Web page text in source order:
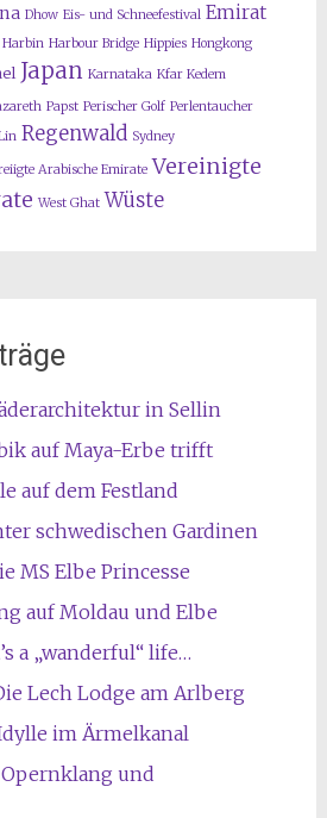
Dhow Eis- und Schneefestival Emirat
Harbin Harbour Bridge Hippies Hongkong
Japan Karnataka Kfar Kedem
Papst Perischer Golf Perlentaucher
Regenwald Sydney
Arabische Emirate Vereinigte
West Ghat Wüste
in Sellin
auf Maya-Erbe trifft
auf dem Festland
schwedischen Gardinen
MS Elbe Princesse
auf Moldau und Elbe
a „wanderful“ life…
Lech Lodge am Arlberg
im Ärmelkanal
und